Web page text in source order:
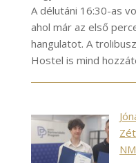
A délutáni 16:30-as
ahol már az első
hangulatot. A
Hostel is mind